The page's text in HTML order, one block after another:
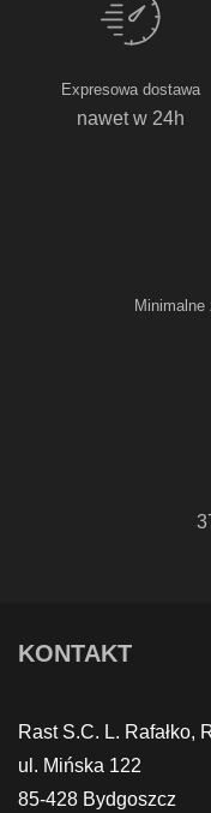
Expresowa dostawa
nawet w 24h
Minimalne
KONTAKT
Rast S.C. L. Rafałko,
ul. Mińska 122
85-428 Bydgoszcz